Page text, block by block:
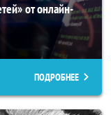
от онлайн-
ПОДРОБНЕЕ